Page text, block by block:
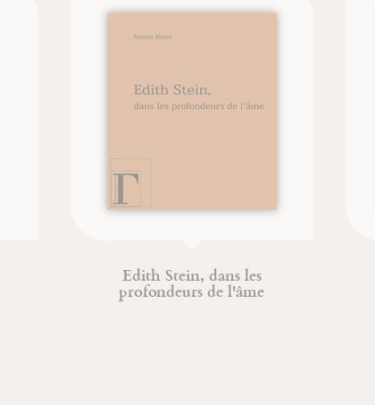
Edith Stein, dans les
profondeurs de l'âme